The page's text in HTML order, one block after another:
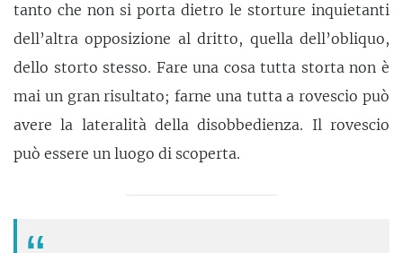
tanto che non si porta dietro le storture inquietanti
dell’altra opposizione al dritto, quella dell’obliquo,
dello storto stesso. Fare una cosa tutta storta non è
mai un gran risultato; farne una tutta a rovescio può
avere la lateralità della disobbedienza. Il rovescio
può essere un luogo di scoperta.